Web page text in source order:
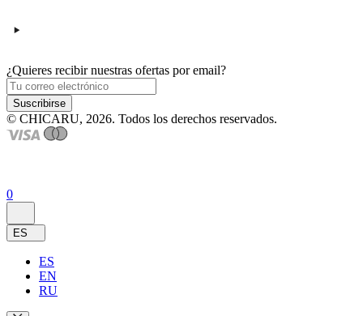
¿Quieres recibir nuestras ofertas por email?
Suscribirse
© CHICARU, 2026. Todos los derechos reservados.
0
ES
ES
EN
RU